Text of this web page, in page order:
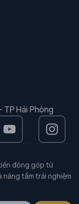
Hải Phòng
đóng góp từ
nâng tầm trải nghiệm